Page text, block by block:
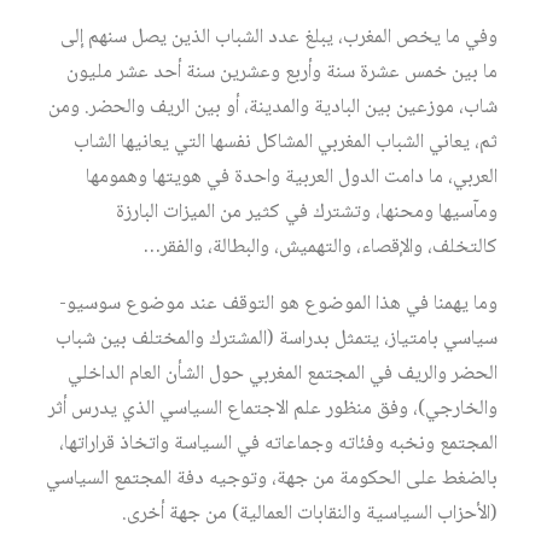
وفي ما يخص المغرب، يبلغ عدد الشباب الذين يصل سنهم إلى
ما بين خمس عشرة سنة وأربع وعشرين سنة أحد عشر مليون
شاب، موزعين بين البادية والمدينة، أو بين الريف والحضر. ومن
ثم، يعاني الشباب المغربي المشاكل نفسها التي يعانيها الشاب
العربي، ما دامت الدول العربية واحدة في هويتها وهمومها
ومآسيها ومحنها، وتشترك في كثير من الميزات البارزة
كالتخلف، والإقصاء، والتهميش، والبطالة، والفقر…
وما يهمنا في هذا الموضوع هو التوقف عند موضوع سوسيو-
سياسي بامتياز، يتمثل بدراسة (المشترك والمختلف بين شباب
الحضر والريف في المجتمع المغربي حول الشأن العام الداخلي
والخارجي)، وفق منظور علم الاجتماع السياسي الذي يدرس أثر
المجتمع ونخبه وفئاته وجماعاته في السياسة واتخاذ قراراتها،
بالضغط على الحكومة من جهة، وتوجيه دفة المجتمع السياسي
(الأحزاب السياسية والنقابات العمالية) من جهة أخرى.